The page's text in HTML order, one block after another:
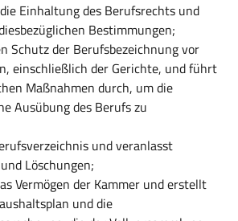
Einhaltung des Berufsrechts und
Bestimmungen;
Schutz der Berufsbezeichnung vor
einschließlich der Gerichte, und führt
Maßnahmen durch, um die
Ausübung des Berufs zu
und veranlasst
Löschungen;
Vermögen der Kammer und erstellt
und die